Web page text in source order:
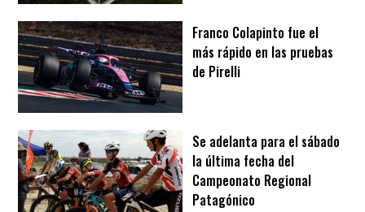
Franco Colapinto fue el
más rápido en las pruebas
de Pirelli
Se adelanta para el sábado
la última fecha del
Campeonato Regional
Patagónico